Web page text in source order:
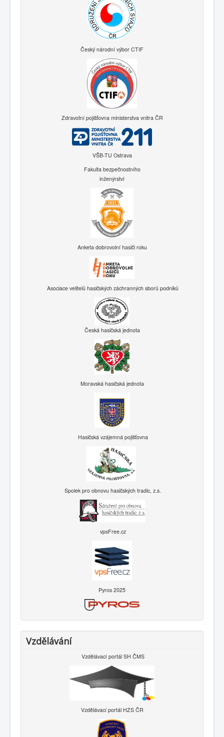
Český národní výbor CTIF
Zdravotní pojišťovna ministerstva vnitra ČR
VŠB-TU Ostrava
Fakulta bezpečnostního
inženýrství
Anketa dobrovolní hasiči roku
Asociace velitelů hasičských záchranných sborů podniků
Česká hasičská jednota
Moravská hasičská jednota
Hasičská vzájemná pojišťovna
Spolek pro obnovu hasičských tradic, z.s.
vpsFree.cz
Pyros 2025
Vzdělávání
Vzdělávací portál SH ČMS
Vzdělávací portál HZS ČR